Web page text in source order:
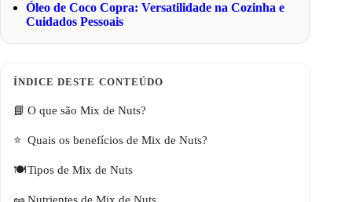
Óleo de Coco Copra: Versatilidade na Cozinha e
Cuidados Pessoais
O que são Mix de Nuts?
Quais os benefícios de Mix de Nuts?
Tipos de Mix de Nuts